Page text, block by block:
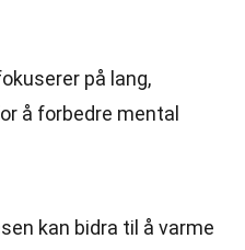
på lang,
å forbedre mental
kan bidra til å varme